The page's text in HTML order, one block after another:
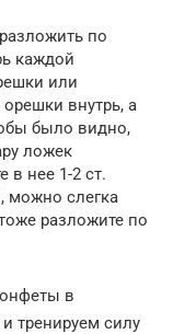
по
каждой
или
внутрь, а
было видно,
ложек
в нее 1-2 ст.
можно слегка
разложите по
в
тренируем силу